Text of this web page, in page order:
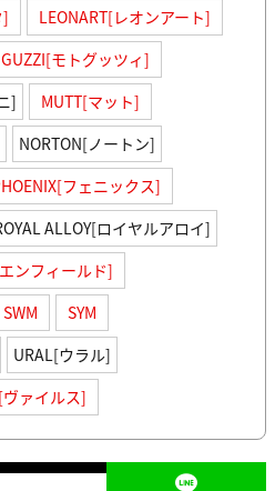
]
LEONART[レオンアート]
GUZZI[モトグッツィ]
]
MUTT[マット]
NORTON[ノートン]
フェニックス]
ALLOY[ロイヤルアロイ]
ンフィールド]
SWM
SYM
URAL[ウラル]
ヴァイルス]